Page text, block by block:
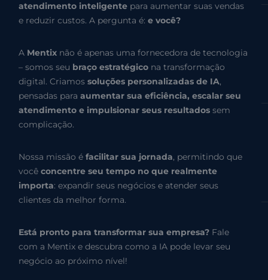
atendimento inteligente para aumentar suas vendas
e reduzir custos. A pergunta é:e você?
A Mentix não é apenas uma fornecedora de tecnologia
– somos seu braço estratégico na transformação
digital. Criamossoluções personalizadas de IA,
pensadas paraaumentar sua eficiência, escalar seu
atendimento e impulsionar seus resultados sem
complicação.
Nossa missão éfacilitar sua jornada, permitindo que
vocêconcentre seu tempo no que realmente
importa: expandir seus negócios e atender seus
clientes da melhor forma.
Está pronto para transformar sua empresa? Fale
com a Mentix e descubra como a IA pode levar seu
negócio ao próximo nível!